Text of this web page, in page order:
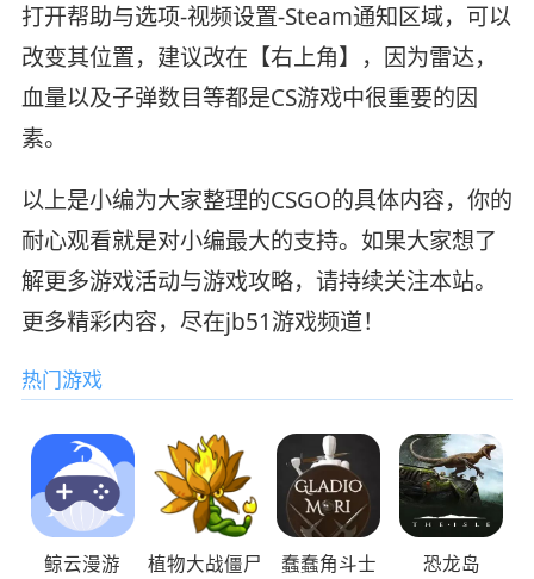
打开帮助与选项-视频设置-Steam通知区域，可以
改变其位置，建议改在【右上角】，因为雷达，
血量以及子弹数目等都是CS游戏中很重要的因
素。
以上是小编为大家整理的CSGO的具体内容，你的
耐心观看就是对小编最大的支持。如果大家想了
解更多游戏活动与游戏攻略，请持续关注本站。
更多精彩内容，尽在jb51游戏频道！
热门游戏
鲸云漫游 植物大战僵尸 蠢蠢角斗士 恐龙岛